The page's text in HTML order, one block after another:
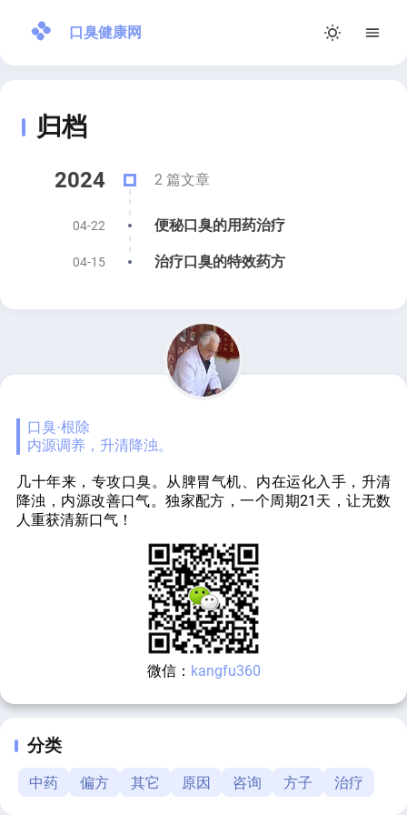
口臭健康网
文章
口臭·根除
内源调养，升清降浊。
几十年来，专攻口臭。从脾胃气机、内在运化入手，升清
降浊，内源改善口气。独家配方，一个周期21天，让无数
人重获清新口气！
微信： kangfu360
分类
中药 偏方 其它 原因 咨询 方子 治疗
归档
2024 2 篇文章
04-22 便秘口臭的用药治疗
04-15 治疗口臭的特效药方